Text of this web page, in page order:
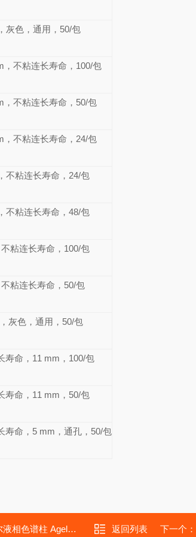
灰色，通用，50/包
，不粘连长寿命，100/包
，不粘连长寿命，50/包
，不粘连长寿命，24/包
不粘连长寿命，24/包
不粘连长寿命，48/包
粘连长寿命，100/包
粘连长寿命，50/包
灰色，通用，50/包
寿命，11 mm，100/包
寿命，11 mm，50/包
寿命，5 mm，通孔，50/包
Agela Venusil ASB C8 返回列表 下一个：